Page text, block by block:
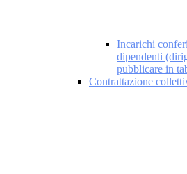
Incarichi
dipendenti
pubblicare in
Contrattazione